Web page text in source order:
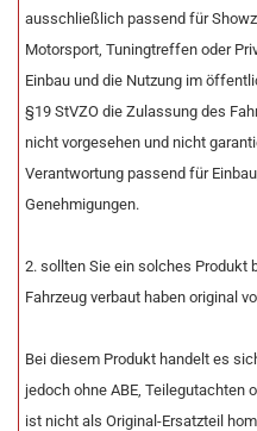
ausschließlich passend für
Motorsport, Tuningtreffen oder
Einbau und die Nutzung im
§19 StVZO die Zulassung des
nicht vorgesehen und nicht
Verantwortung passend für
Genehmigungen.
2. sollten Sie ein solches Produkt
Fahrzeug verbaut haben original
Bei diesem Produkt handelt es
jedoch ohne ABE, Teilegutachten
ist nicht als Original-Ersatzteil